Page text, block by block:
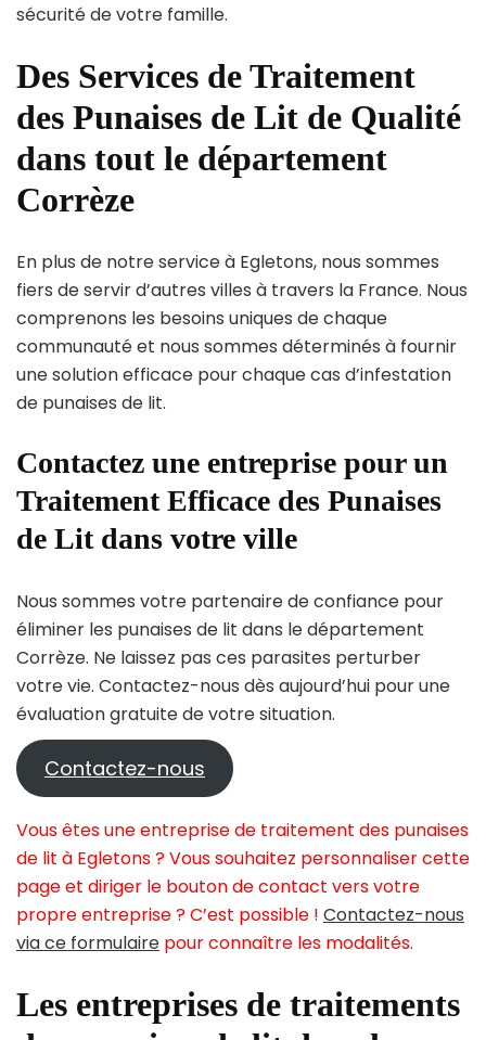
sécurité de votre famille.
Des Services de Traitement
des Punaises de Lit de Qualité
dans tout le département
Corrèze
En plus de notre service à Egletons, nous sommes
fiers de servir d’autres villes à travers la France. Nous
comprenons les besoins uniques de chaque
communauté et nous sommes déterminés à fournir
une solution efficace pour chaque cas d’infestation
de punaises de lit.
Contactez une entreprise pour un
Traitement Efficace des Punaises
de Lit dans votre ville
Nous sommes votre partenaire de confiance pour
éliminer les punaises de lit dans le département
Corrèze. Ne laissez pas ces parasites perturber
votre vie. Contactez-nous dès aujourd’hui pour une
évaluation gratuite de votre situation.
Contactez-nous
Vous êtes une entreprise de traitement des punaises
de lit à Egletons ? Vous souhaitez personnaliser cette
page et diriger le bouton de contact vers votre
propre entreprise ? C’est possible ! Contactez-nous
via ce formulaire pour connaître les modalités.
Les entreprises de traitements